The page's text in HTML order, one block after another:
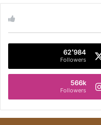
62٬984
Followers
566k
Followers